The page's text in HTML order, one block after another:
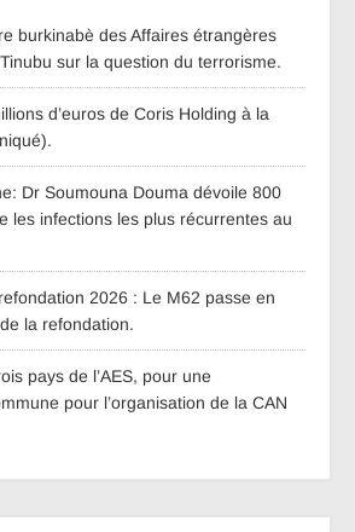
burkinabè des Affaires étrangères
sur la question du terrorisme.
d’euros de Coris Holding à la
Dr Soumouna Douma dévoile 800
les infections les plus récurrentes au
2026 : Le M62 passe en
la refondation.
pays de l’AES, pour une
pour l’organisation de la CAN